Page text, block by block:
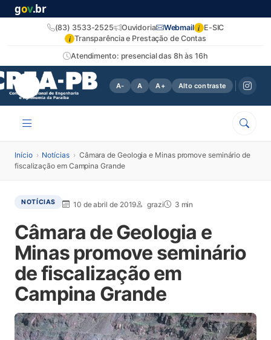
gov.br
Atendimento: presencial das 8h às 16h
(83) 3533-2525 Ouvidoria Webmail i E-SIC
i Transparência e Prestação de Contas
A- A A+ Alto contraste
Início › Notícias › Câmara de Geologia e Minas promove seminário de
fiscalização em Campina Grande
NOTÍCIAS 10 de abril de 2019 grazi 3 min
Câmara de Geologia e
Minas promove seminário
de fiscalização em
Campina Grande